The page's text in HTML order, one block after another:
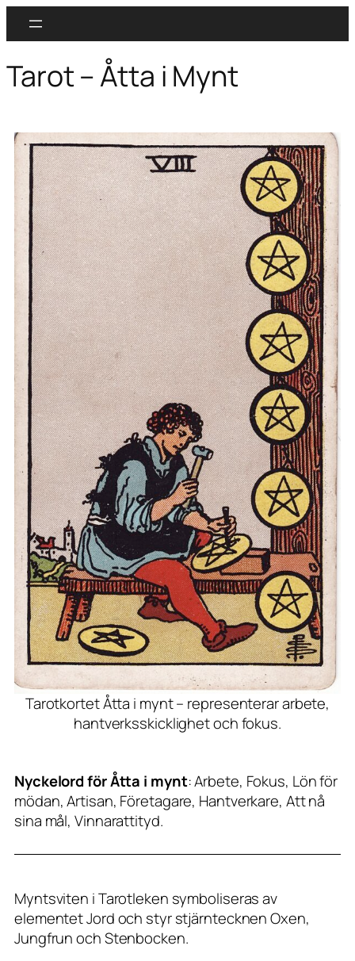
Tarot – Åtta i Mynt
Tarotkortet Åtta i mynt – representerar arbete,
hantverksskicklighet och fokus.
Nyckelord för Åtta i mynt: Arbete, Fokus, Lön för
mödan, Artisan, Företagare, Hantverkare, Att nå
sina mål, Vinnarattityd.
Myntsviten i Tarotleken symboliseras av
elementet Jord och styr stjärntecknen Oxen,
Jungfrun och Stenbocken.